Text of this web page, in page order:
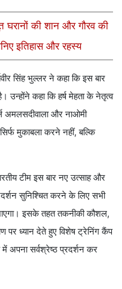
की शान और गौरव की
इतिहास और रहस्य
सिंह भुल्लर ने कहा कि इस बार
कहा कि हर्ष मेहता के नेतृत्व
अमलसदीवाला और नाओमी
मुकाबला करने नहीं, बल्कि
टीम इस बार नए उत्साह और
सुनिश्चित करने के लिए सभी
इसके तहत तकनीकी कौशल,
ध्यान देते हुए विशेष ट्रेनिंग कैंप
अपना सर्वश्रेष्ठ प्रदर्शन कर